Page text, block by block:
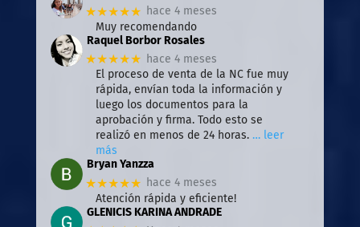
★★★★★ hace 4 meses
Muy recomendando
Raquel Borbor Rosales
★★★★★ hace 4 meses
El proceso de venta de la NC fue muy
rápida, envían toda la información y
luego los documentos para la
aprobación y firma. Todo esto se
realizó en menos de 24 horas. … leer
más
Bryan Yanzza
★★★★★ hace 4 meses
Atención rápida y eficiente!
GLENICIS KARINA ANDRADE